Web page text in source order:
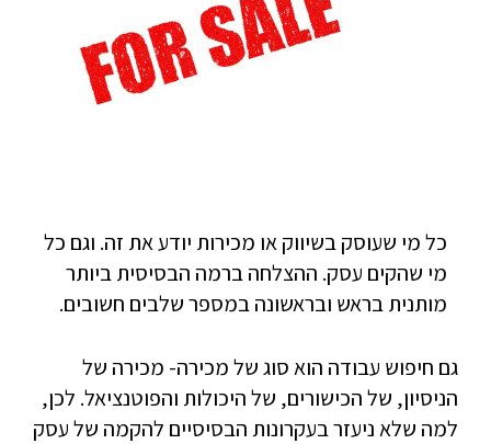
כל מי שעוסק בשיווק או מכירות יודע את זה. וגם כל
מי שהקים עסק. ההצלחה ברמה הבסיסית ביותר
מותנית בראש ובראשונה במספר שלבים חשובים.
גם חיפוש עבודה הוא סוג של מכירה- מכירה של
הניסיון, של הכישורים, של היכולות והפוטנציאל. לכן,
למה שלא ניעזר בעקרונות הבסיסיים להקמה של עסק